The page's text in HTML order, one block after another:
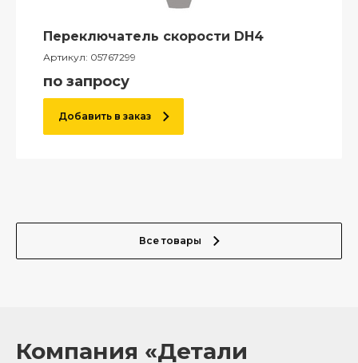
Переключатель скорости DH4
Артикул: 05767299
по запросу
Добавить в заказ
Все товары
Компания «Детали